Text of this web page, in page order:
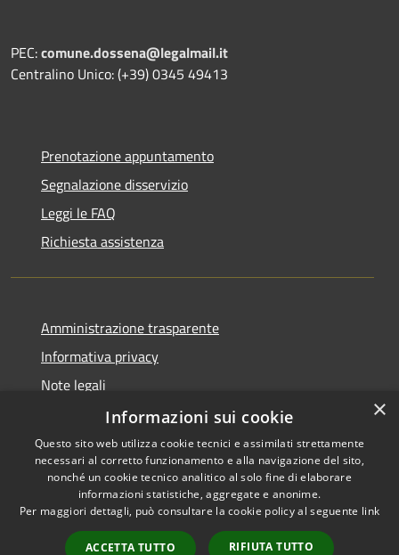
PEC:comune.dossena@legalmail.it
Centralino Unico: (+39) 0345 49413
Prenotazione appuntamento
Segnalazione disservizio
Leggi le FAQ
Richiesta assistenza
Amministrazione trasparente
Informativa privacy
Note legali
Dichiarazione di accessibilità
RSS
Accessibilità
Copyright © 2026 • Comune di
Dossena • Powered by
Municipium• Accesso
×
Informazioni sui cookie
Questo sito web utilizza cookie tecnici e assimilati strettamente
necessari al corretto funzionamento e alla navigazione del sito,
nonché un cookie tecnico analitico al solo fine di elaborare
informazioni statistiche, aggregate e anonime.
Per maggiori dettagli, può consultare la cookie policy al seguente link
ACCETTA TUTTO RIFIUTA TUTTO